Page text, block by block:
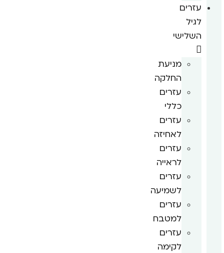
עזרים
לגיל
השלישי
מניעת
החלקה
עזרים
כללי
עזרים
לאחיזה
עזרים
לראייה
עזרים
לשמיעה
עזרים
למטבח
עזרים
לקימה